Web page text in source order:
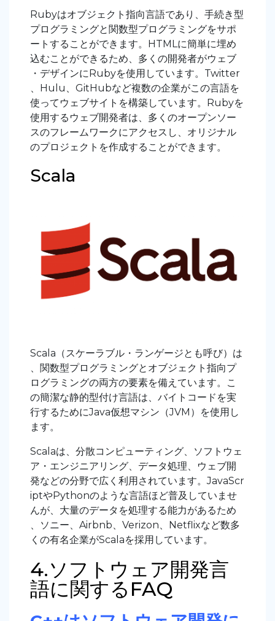
Rubyはオブジェクト指向言語であり、手続き型
プログラミングと関数型プログラミングをサポ
ートすることができます。HTMLに簡単に埋め
込むことができるため、多くの開発者がウェブ
・デザインにRubyを使用しています。Twitter
、Hulu、GitHubなど複数の企業がこの言語を
使ってウェブサイトを構築しています。Rubyを
使用するウェブ開発者は、多くのオープンソー
スのフレームワークにアクセスし、オリジナル
のプロジェクトを作成することができます。
Scala
Scala（スケーラブル・ランゲージとも呼び）は
、関数型プログラミングとオブジェクト指向プ
ログラミングの両方の要素を備えています。こ
の簡潔な静的型付け言語は、バイトコードを実
行するためにJava仮想マシン（JVM）を使用し
ます。
Scalaは、分散コンピューティング、ソフトウェ
ア・エンジニアリング、データ処理、ウェブ開
発などの分野で広く利用されています。JavaScr
iptやPythonのような言語ほど普及していませ
んが、大量のデータを処理する能力があるため
、ソニー、Airbnb、Verizon、Netflixなど数多
くの有名企業がScalaを採用しています。
4.ソフトウェア開発言
語に関するFAQ